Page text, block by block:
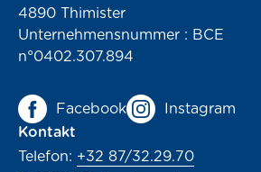
4890 Thimister
Unternehmensnummer : BCE
n°0402.307.894
Facebook
Instagram
Kontakt
Telefon: +32 87/32.29.70